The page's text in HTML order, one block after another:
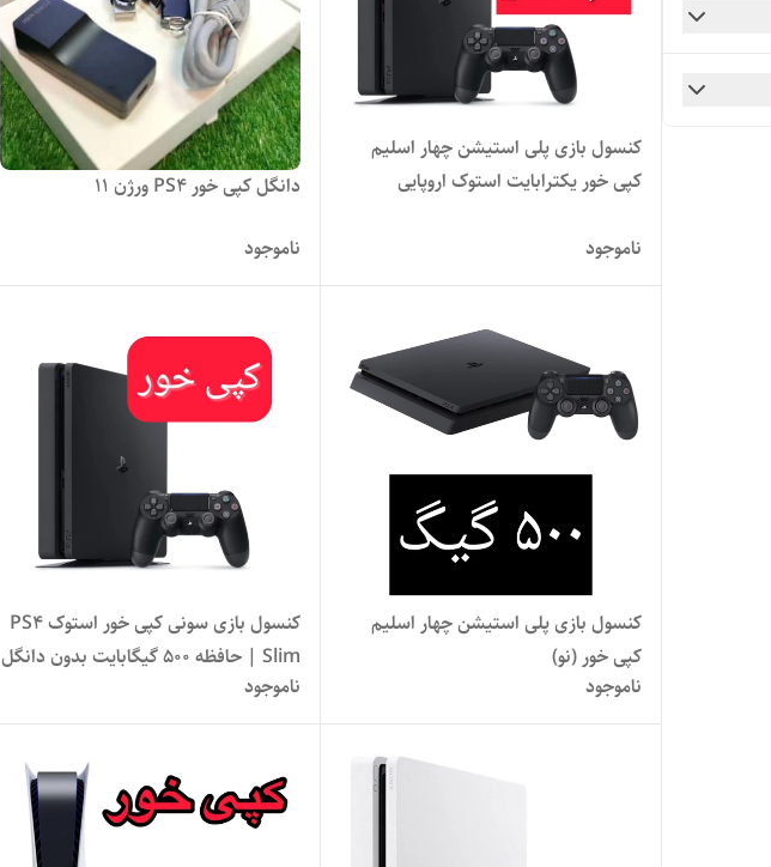
کنسول بازی پلی استیشن چهار اسلیم
کپی خور یکترابایت استوک اروپایی
ناموجود
دانگل کپی خور PS4 ورژن 11
ناموجود
کنسول بازی پلی استیشن چهار اسلیم
کپی خور (نو)
ناموجود
کنسول بازی سونی کپی خور استوک PS4
Slim | حافظه 500 گیگابایت بدون دانگل
کپی خور
ناموجود